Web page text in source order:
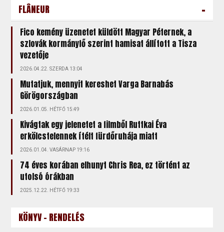
FLÂNEUR -
Fico kemény üzenetet küldött Magyar Péternek, a
szlovák kormányfő szerint hamisat állított a Tisza
vezetője
2026.04.22. SZERDA 13:04
Mutatjuk, mennyit kereshet Varga Barnabás
Görögországban
2026.01.05. HÉTFŐ 15:49
Kivágtak egy jelenetet a filmből Ruttkai Éva
erkölcstelennek ítélt fürdőruhája miatt
2026.01.04. VASÁRNAP 19:16
74 éves korában elhunyt Chris Rea, ez történt az
utolsó órákban
2025.12.22. HÉTFŐ 19:33
KÖNYV - RENDELÉS